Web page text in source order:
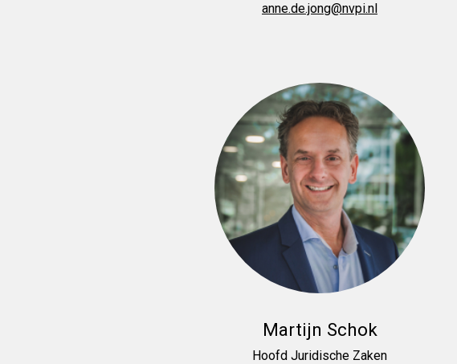
anne.de.jong@nvpi.nl
Martijn Schok
Hoofd Juridische Zaken